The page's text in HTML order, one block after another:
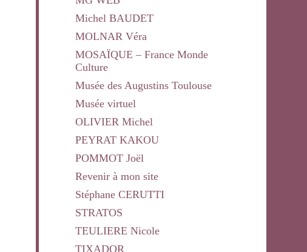
Michel BAUDET
MOLNAR Véra
MOSAÏQUE – France Monde
Culture
Musée des Augustins Toulouse
Musée virtuel
OLIVIER Michel
PEYRAT KAKOU
POMMOT Joël
Revenir à mon site
Stéphane CERUTTI
STRATOS
TEULIERE Nicole
TIXADOR